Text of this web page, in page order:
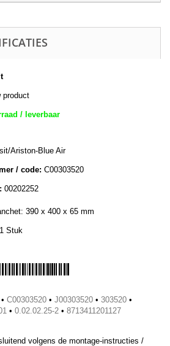
product
/ leverbaar
Ariston-Blue Air
/ code: C00303520
00202252
390 x 400 x 65 mm
1 Stuk
• C00303520 • J00303520 • 303520 •
• 0.02.02.25-2 • 8713411201127
volgens de montage-instructies /